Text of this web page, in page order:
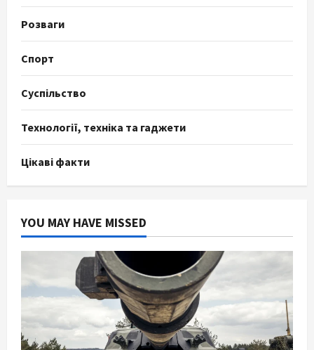
Розваги
Спорт
Суспільство
Технології, техніка та гаджети
Цікаві факти
YOU MAY HAVE MISSED